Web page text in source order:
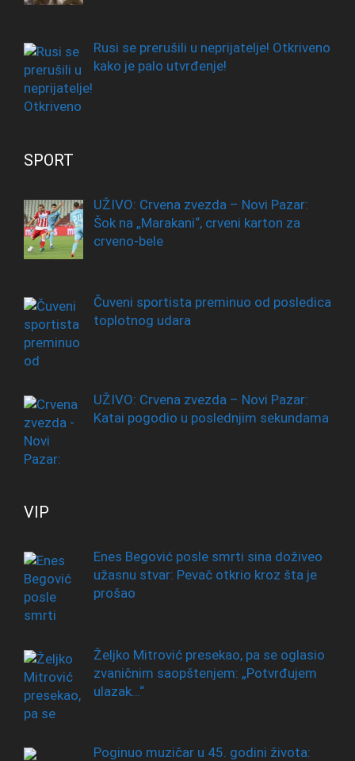
Rusi se prerušili u neprijatelje! Otkriveno
kako je palo utvrđenje!
SPORT
UŽIVO: Crvena zvezda – Novi Pazar:
Šok na „Marakani“, crveni karton za
crveno-bele
Čuveni sportista preminuo od posledica
toplotnog udara
UŽIVO: Crvena zvezda – Novi Pazar:
Katai pogodio u poslednjim sekundama
VIP
Enes Begović posle smrti sina doživeo
užasnu stvar: Pevač otkrio kroz šta je
prošao
Željko Mitrović presekao, pa se oglasio
zvaničnim saopštenjem: „Potvrđujem
ulazak…“
Poginuo muzičar u 45. godini života: